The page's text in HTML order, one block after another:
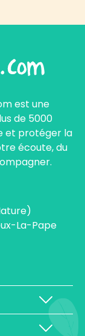
est une
de 5000
et protéger la
écoute, du
La-Pape